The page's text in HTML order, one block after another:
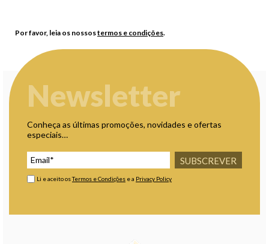
Por favor, leia os nossostermos e condições.
Newsletter
Conheça as últimas promoções, novidades e ofertas
especiais…
SUBSCREVER
Li e aceito osTermos e Condições e a Privacy Policy